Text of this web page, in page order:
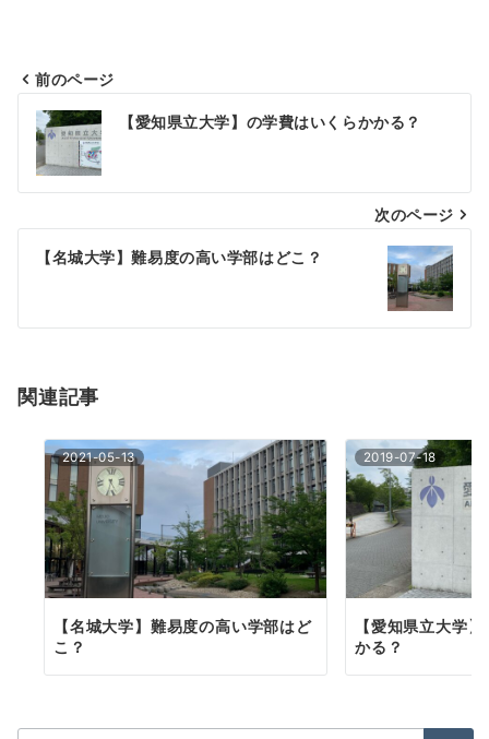
投
稿
ナ
ビ
シ
ン
前のページ
【愛知県立大学】の学費はいくらかかる？
次のページ
【名城大学】難易度の高い学部はどこ？
関連記事
2021-05-13
【名城大学】難易度の高い学部はど
こ？
2019-07-18
【愛知県立大学
かる？